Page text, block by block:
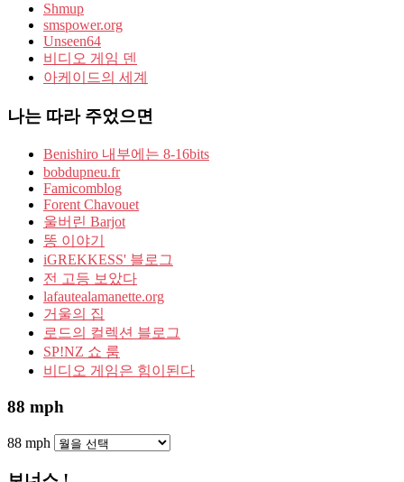
Shmup
smspower.org
Unseen64
비디오 게임 덴
아케이드의 세계
나는 따라 주었으면
Benishiro 내부에는 8-16bits
bobdupneu.fr
Famicomblog
Forent Chavouet
울버린 Barjot
똥 이야기
iGREKKESS' 블로그
전 고등 보았다
lafautealamanette.org
거울의 집
로드의 컬렉션 블로그
SP!NZ 쇼 룸
비디오 게임은 힘이된다
88 mph
88 mph